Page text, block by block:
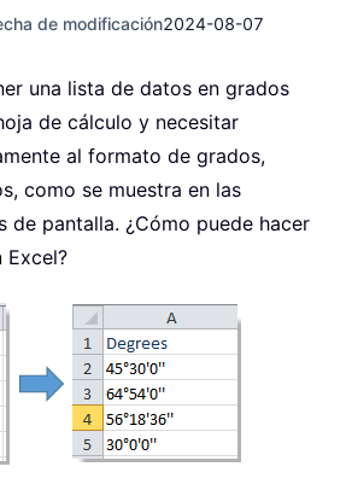
de modificación2024-08-07
una lista de datos en grados
de cálculo y necesitar
al formato de grados,
como se muestra en las
de pantalla. ¿Cómo puede hacer
Excel?